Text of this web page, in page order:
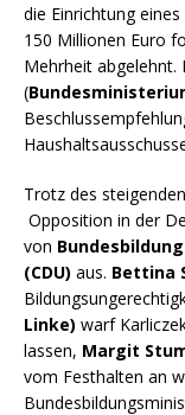
die Einrichtung
150 Millionen Euro
Mehrheit abgelehnt.
(
Trotz des
Opposition in der
von
(CDU) aus. Bettina
Linke) warf
lassen, Margit
vom Festhalten an